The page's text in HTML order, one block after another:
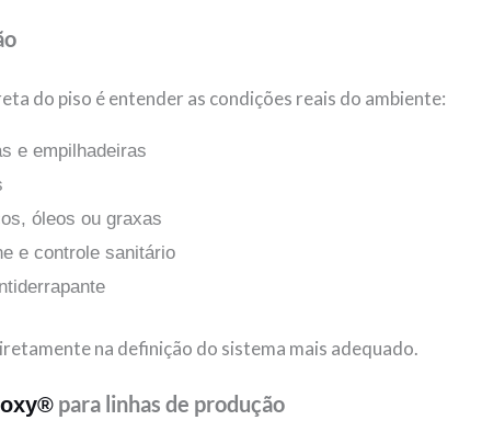
do piso é entender as condições reais do ambiente:
e empilhadeiras
óleos ou graxas
e controle sanitário
na definição do sistema mais adequado.
para linhas de produção